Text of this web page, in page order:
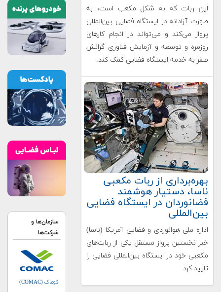
این ربات که به شکل مکعب است، به
صورت آزادانه در ایستگاه فضایی بین‌المللی
پرواز می‌کند و می‌تواند در انجام کارهای
روزمره و توسعه و آزمایش فناوری گرانش
صفر به خدمه ایستگاه فضایی کمک کند.
بهره‌برداری از ربات مکعبی
ناسا، دستیار هوشمند
فضانوردان در ایستگاه فضایی
بین‌المللی
اداره ملی هوانوردی و فضایی آمریکا (ناسا)
خبر نخستین پرواز مستقل یکی از ربات‌های
مکعبی خود در ایستگاه بین‌المللی فضایی را
تایید کرد.
سازمان‌ها و
شرکت‌ها
کوماک (COMAC)